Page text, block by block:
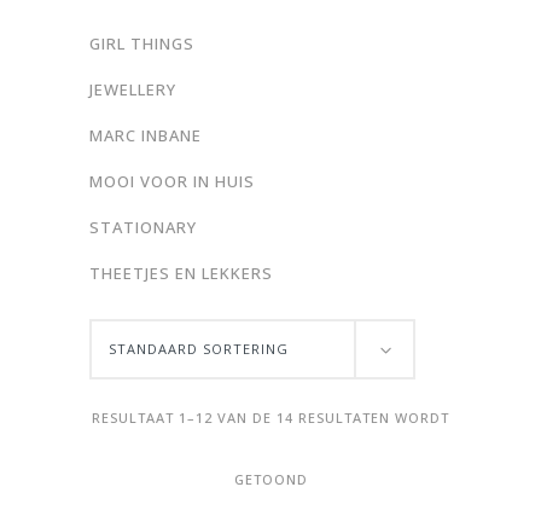
STANDAARD SORTERING
RESULTAAT 1–12 VAN DE 14 RESULTATEN WORDT
GETOOND
GIRL THINGS
JEWELLERY
MARC INBANE
MOOI VOOR IN HUIS
STATIONARY
THEETJES EN LEKKERS